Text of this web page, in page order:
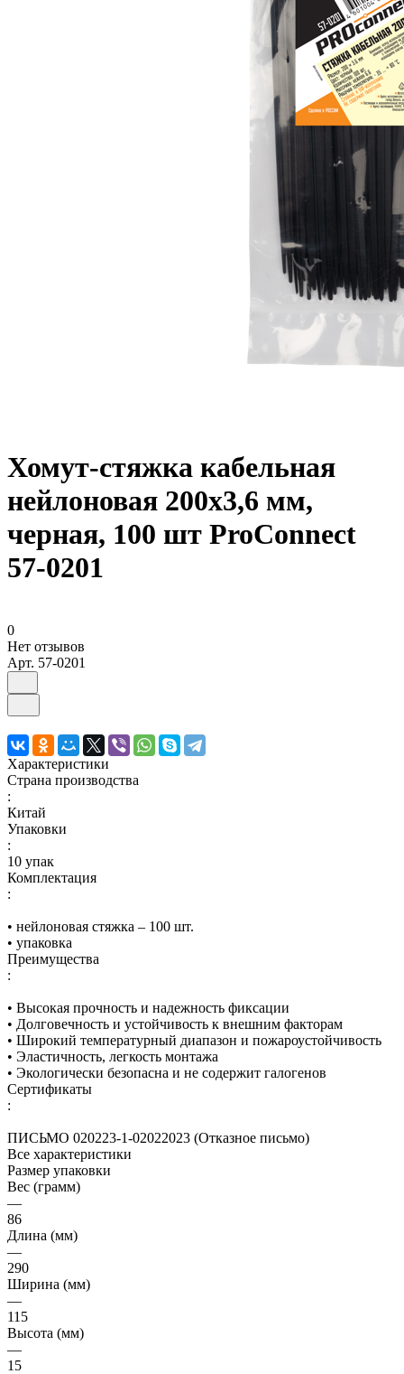
Хомут-стяжка кабельная
нейлоновая 200x3,6 мм,
черная, 100 шт ProConnect
57-0201
0
Нет отзывов
Арт. 57-0201
Характеристики
Страна производства
:
Китай
Упаковки
:
10 упак
Комплектация
:
• нейлоновая стяжка – 100 шт.
• упаковка
Преимущества
:
• Высокая прочность и надежность фиксации
• Долговечность и устойчивость к внешним факторам
• Широкий температурный диапазон и пожароустойчивость
• Эластичность, легкость монтажа
• Экологически безопасна и не содержит галогенов
Сертификаты
:
ПИСЬМО 020223-1-02022023 (Отказное письмо)
Все характеристики
Размер упаковки
Вес (грамм)
—
86
Длина (мм)
—
290
Ширина (мм)
—
115
Высота (мм)
—
15